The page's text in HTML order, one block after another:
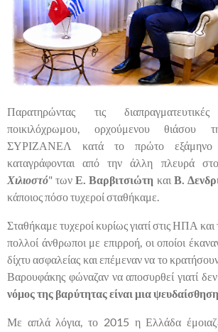
Παρατηρώντας τις
ποικιλόχρωμου, ορχούμενου θιάσου
ΣΥΡΙΖΑΝΕΛ κατά το πρώτο
καταγράφονται από την άλλη πλευρά
Χιλιοστό" τωνΕ. Βαρβιτσιώτη και Β.
κάποιος πόσο τυχεροί σταθήκαμε.
Σταθήκαμε τυχεροί κυρίως γιατί στις ΗΠΑ
πολλοί άνθρωποι με επιρροή, οι οποίοι
δίχτυ ασφαλείας και επέμεναν να το
Βαρουφάκης φώναζαν να αποσυρθεί γιατί δεν
νόμος της βαρύτητας είναι μια
Με απλά λόγια, το 2015 η Ελλάδα